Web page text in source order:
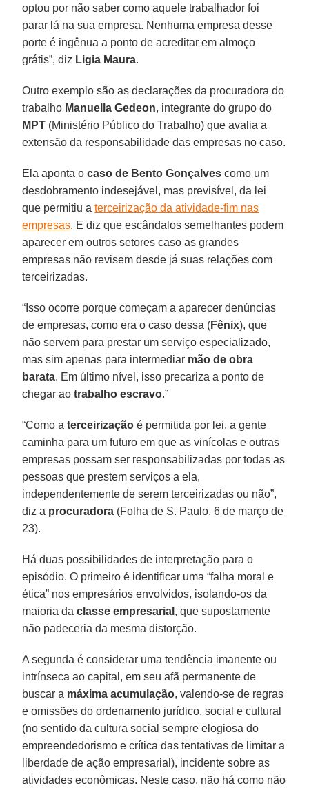
optou por não saber como aquele trabalhador foi
parar lá na sua empresa. Nenhuma empresa desse
porte é ingênua a ponto de acreditar em almoço
grátis”, diz Ligia Maura.
Outro exemplo são as declarações da procuradora do
trabalho Manuella Gedeon, integrante do grupo do
MPT (Ministério Público do Trabalho) que avalia a
extensão da responsabilidade das empresas no caso.
Ela aponta ocaso de Bento Gonçalves como um
desdobramento indesejável, mas previsível, da lei
que permitiu aterceirização da atividade-fim nas
empresas. E diz que escândalos semelhantes podem
aparecer em outros setores caso as grandes
empresas não revisem desde já suas relações com
terceirizadas.
“Isso ocorre porque começam a aparecer denúncias
de empresas, como era o caso dessa (Fênix), que
não servem para prestar um serviço especializado,
mas sim apenas para intermediar mão de obra
barata. Em último nível, isso precariza a ponto de
chegar aotrabalho escravo.”
“Como aterceirização é permitida por lei, a gente
caminha para um futuro em que as vinícolas e outras
empresas possam ser responsabilizadas por todas as
pessoas que prestem serviços a ela,
independentemente de serem terceirizadas ou não”,
diz a procuradora (Folha de S. Paulo, 6 de março de
23).
Há duas possibilidades de interpretação para o
episódio. O primeiro é identificar uma “falha moral e
ética” nos empresários envolvidos, isolando-os da
maioria daclasse empresarial , que supostamente
não padeceria da mesma distorção.
A segunda é considerar uma tendência imanente ou
intrínseca ao capital, em seu afã permanente de
buscar a máxima acumulação, valendo-se de regras
e omissões do ordenamento jurídico, social e cultural
(no sentido da cultura social sempre elogiosa do
empreendedorismo e crítica das tentativas de limitar a
liberdade de ação empresarial), incidente sobre as
atividades econômicas. Neste caso, não há como não